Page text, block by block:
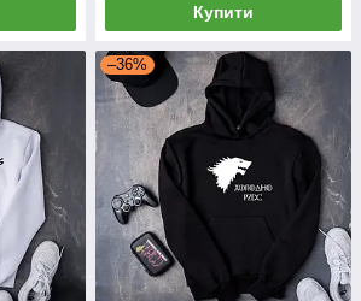
Купити
–36%